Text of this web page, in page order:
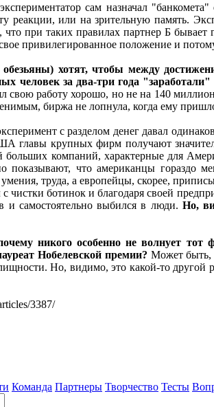
сам назначал
реакции, или на зрительную память.
что при таких правилах партнер Б
привилегированное положение и
хотят, чтобы между
человек за два-три года
работу хорошо, но не на 140
биржа не лопнула, когда ему
с разделом денег давал
главы крупных фирм получают
больших компаний, характерные для
что американцы гораздо
труда, а европейцы, скорее,
чистки ботинок и благодаря своей
и самостоятельно выбился в люди. Но,
никого особенно не волнует
Нобелевской премии? Может быть,
Но, видимо, это какой-то
3387/
Команда Партнеры Творчество Тесты